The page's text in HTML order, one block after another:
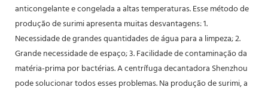
anticongelante e congelada a altas temperaturas. Esse método de
produção de surimi apresenta muitas desvantagens: 1.
Necessidade de grandes quantidades de água para a limpeza; 2.
Grande necessidade de espaço; 3. Facilidade de contaminação da
matéria-prima por bactérias. A centrífuga decantadora Shenzhou
pode solucionar todos esses problemas. Na produção de surimi, a